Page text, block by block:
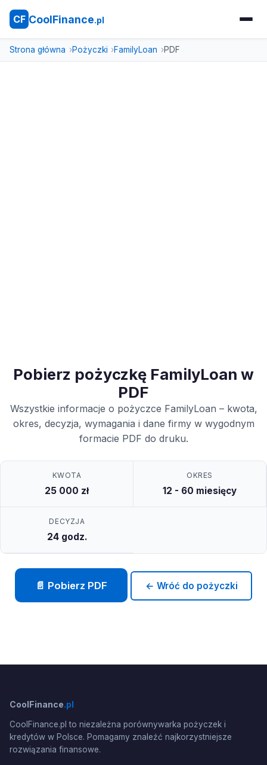
CF CoolFinance.pl
Strona główna Pożyczki FamilyLoan PDF
Pobierz pożyczkę FamilyLoan w
PDF
Wszystkie informacje o pożyczce FamilyLoan – kwota,
okres, decyzja, wymagania i dane firmy w wygodnym
formacie PDF do druku.
KWOTA
25 000 zł
OKRES
12 - 60 miesięcy
DECYZJA
24 godz.
📄 Pobierz PDF ← Wróć do pożyczki
CoolFinance.pl
CoolFinance.pl to niezależna porównywarka pożyczek i
kredytów w Polsce. Pomagamy znaleźć najkorzystniejsze
rozwiązania finansowe.